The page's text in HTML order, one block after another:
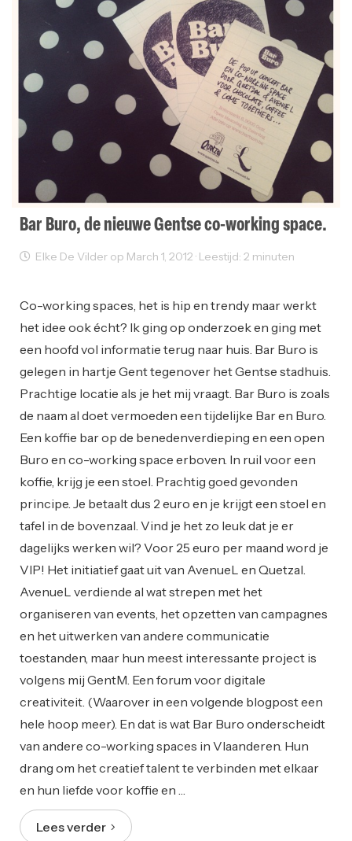
Bar Buro, de nieuwe Gentse co-working space.
Elke De Vilder op March 1, 2012 · Leestijd: 2 minuten
Co-working spaces, het is hip en trendy maar werkt
het idee ook écht? Ik ging op onderzoek en ging met
een hoofd vol informatie terug naar huis. Bar Buro is
gelegen in hartje Gent tegenover het Gentse stadhuis.
Prachtige locatie als je het mij vraagt. Bar Buro is zoals
de naam al doet vermoeden een tijdelijke Bar en Buro.
Een koffie bar op de benedenverdieping en een open
Buro en co-working space erboven. In ruil voor een
koffie, krijg je een stoel. Prachtig goed gevonden
principe. Je betaalt dus 2 euro en je krijgt een stoel en
tafel in de bovenzaal. Vind je het zo leuk dat je er
dagelijks werken wil? Voor 25 euro per maand word je
VIP! Het initiatief gaat uit van AvenueL en Quetzal.
AvenueL verdiende al wat strepen met het
organiseren van events, het opzetten van campagnes
en het uitwerken van andere communicatie
toestanden, maar hun meest interessante project is
volgens mij GentM. Een forum voor digitale
creativiteit. (Waarover in een volgende blogpost een
hele hoop meer). En dat is wat Bar Buro onderscheidt
van andere co-working spaces in Vlaanderen. Hun
drang om het creatief talent te verbinden met elkaar
en hun liefde voor koffie en …
Lees verder